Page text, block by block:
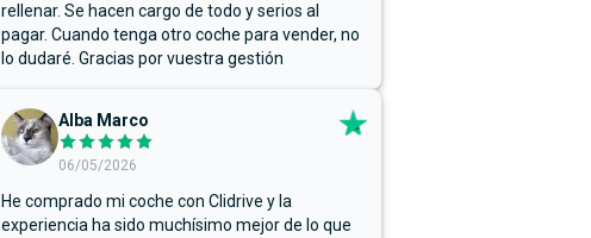
rellenar. Se hacen cargo de todo y serios al
pagar. Cuando tenga otro coche para vender, no
lo dudaré. Gracias por vuestra gestión
Alba Marco
06/05/2026
He comprado mi coche con Clidrive y la
experiencia ha sido muchísimo mejor de lo que